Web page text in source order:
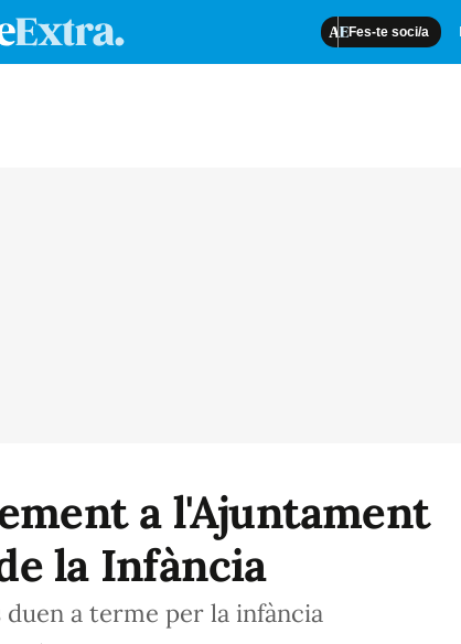
Fes-te soci/a
a l'Ajuntament
la Infància
a terme per la infància